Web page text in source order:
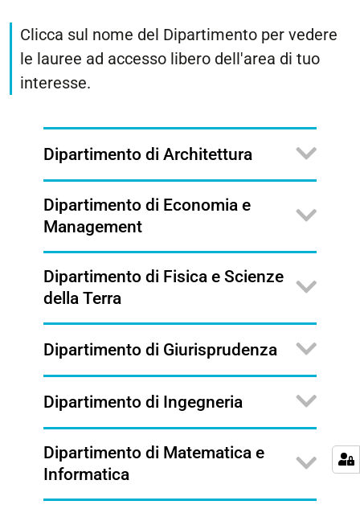
Clicca sul nome del Dipartimento per vedere
le lauree ad accesso libero dell'area di tuo
interesse.
Dipartimento di Architettura
Dipartimento di Economia e
Management
Dipartimento di Fisica e Scienze
della Terra
Dipartimento di Giurisprudenza
Dipartimento di Ingegneria
Dipartimento di Matematica e
Informatica